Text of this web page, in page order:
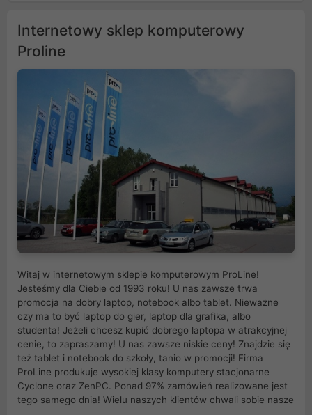
Internetowy sklep komputerowy
Proline
Witaj w internetowym sklepie komputerowym ProLine!
Jesteśmy dla Ciebie od 1993 roku! U nas zawsze trwa
promocja na dobry laptop, notebook albo tablet. Nieważne
czy ma to być laptop do gier, laptop dla grafika, albo
studenta! Jeżeli chcesz kupić dobrego laptopa w atrakcyjnej
cenie, to zapraszamy! U nas zawsze niskie ceny! Znajdzie się
też tablet i notebook do szkoły, tanio w promocji! Firma
ProLine produkuje wysokiej klasy komputery stacjonarne
Cyclone oraz ZenPC. Ponad 97% zamówień realizowane jest
tego samego dnia! Wielu naszych klientów chwali sobie nasze